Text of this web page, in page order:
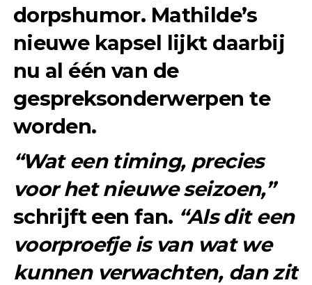
dorpshumor. Mathilde’s
nieuwe kapsel lijkt daarbij
nu al één van de
gespreksonderwerpen te
worden.
“Wat een timing, precies
voor het nieuwe seizoen,”
schrijft een fan. “Als dit een
voorproefje is van wat we
kunnen verwachten, dan zit